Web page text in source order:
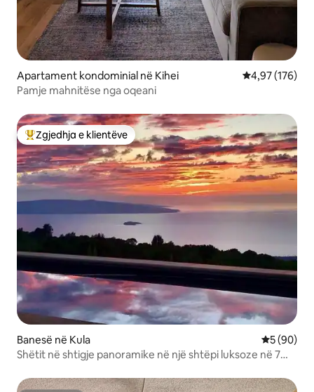
Apartament kondominial në Kihei Vlerësimi
4,97 (176)
Pamje mahnitëse nga oqeani
Më të mirat e zgjedhjeve të klientëve
Zgjedhja e klientëve
Banesë në Kula Vlerësimi
5 (90)
Shëtit në shtigje panoramike në një shtëpi luksoze në 7